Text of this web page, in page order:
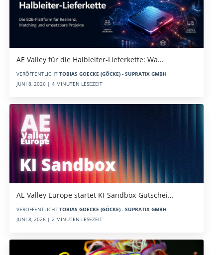
AE Valley für die Halbleiter-Lieferkette: Wa…
VERÖFFENTLICHT TOBIAS GOECKE (GÖCKE) - SUPRATIX GMBH
JUNI 8, 2026 | 4 MINUTEN LESEZEIT
AE Valley Europe startet KI-Sandbox-Gutschei…
VERÖFFENTLICHT TOBIAS GOECKE (GÖCKE) - SUPRATIX GMBH
JUNI 8, 2026 | 2 MINUTEN LESEZEIT